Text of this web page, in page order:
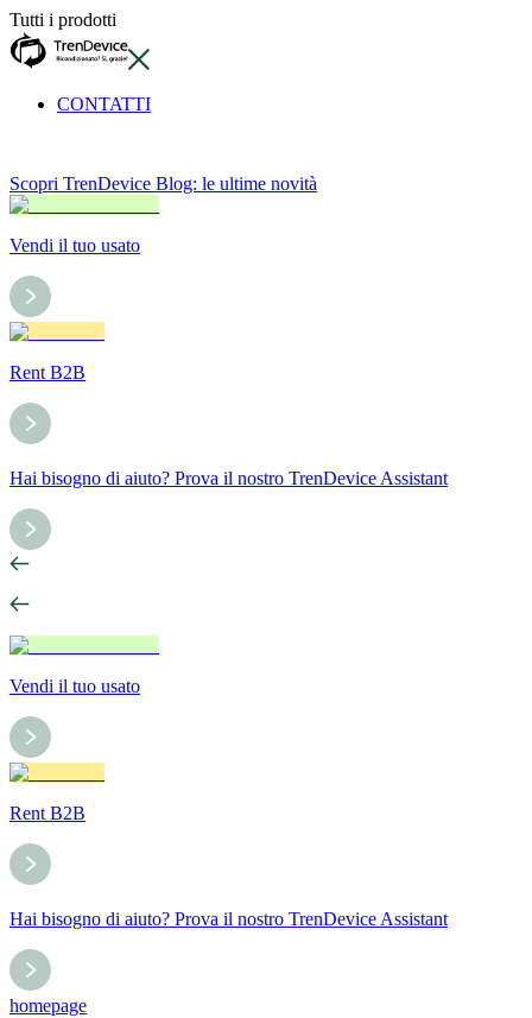
Tutti i prodotti
CONTATTI
Scopri TrenDevice Blog: le ultime novità
Vendi il tuo usato
Rent B2B
Hai bisogno di aiuto? Prova il nostro TrenDevice Assistant
Vendi il tuo usato
Rent B2B
Hai bisogno di aiuto? Prova il nostro TrenDevice Assistant
homepage